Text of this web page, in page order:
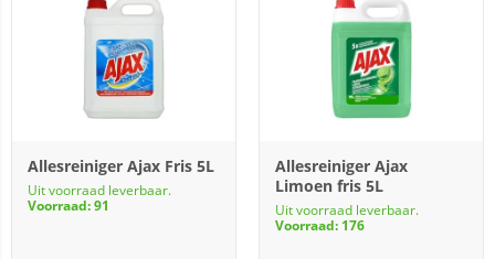
Allesreiniger Ajax Fris 5L
Uit voorraad leverbaar.
Voorraad: 91
Allesreiniger Ajax
Limoen fris 5L
Uit voorraad leverbaar.
Voorraad: 176